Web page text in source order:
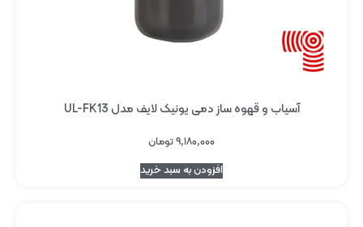
آسیاب و قهوه ساز دمی یونیک لایف مدل UL-FK13
۹,۱۸۰,۰۰۰تومان
افزودن به سبد خرید